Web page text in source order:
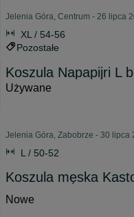
Jelenia Góra, Centrum - 26 lipca
XL / 54-56
Pozostałe
Koszula Napapijri L
Używane
Jelenia Góra, Zabobrze - 30 lipca
L / 50-52
Koszula męska
Nowe